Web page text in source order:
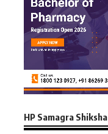
HP Samagra Shiksha